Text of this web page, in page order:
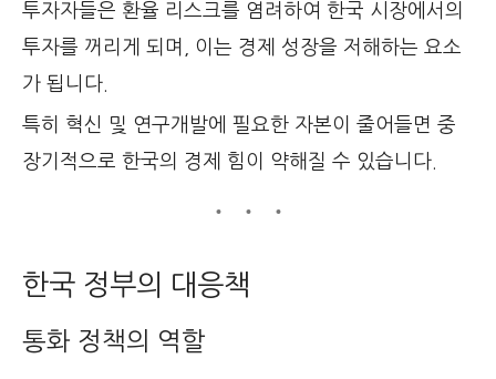
투자자들은 환율 리스크를 염려하여 한국 시장에서의
투자를 꺼리게 되며, 이는 경제 성장을 저해하는 요소
가 됩니다.
특히 혁신 및 연구개발에 필요한 자본이 줄어들면 중
장기적으로 한국의 경제 힘이 약해질 수 있습니다.
한국 정부의 대응책
통화 정책의 역할